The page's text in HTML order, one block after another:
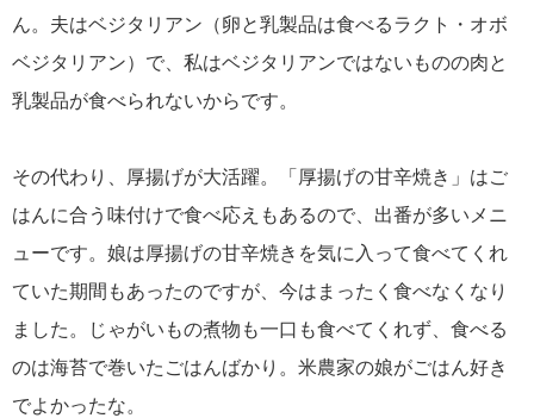
ん。夫はベジタリアン（卵と乳製品は食べるラクト・オボ
ベジタリアン）で、私はベジタリアンではないものの肉と
乳製品が食べられないからです。
その代わり、厚揚げが大活躍。「厚揚げの甘辛焼き」はご
はんに合う味付けで食べ応えもあるので、出番が多いメニ
ューです。娘は厚揚げの甘辛焼きを気に入って食べてくれ
ていた期間もあったのですが、今はまったく食べなくなり
ました。じゃがいもの煮物も一口も食べてくれず、食べる
のは海苔で巻いたごはんばかり。米農家の娘がごはん好き
でよかったな。